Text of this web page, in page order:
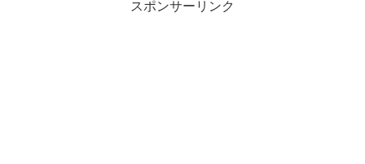
スポンサーリンク